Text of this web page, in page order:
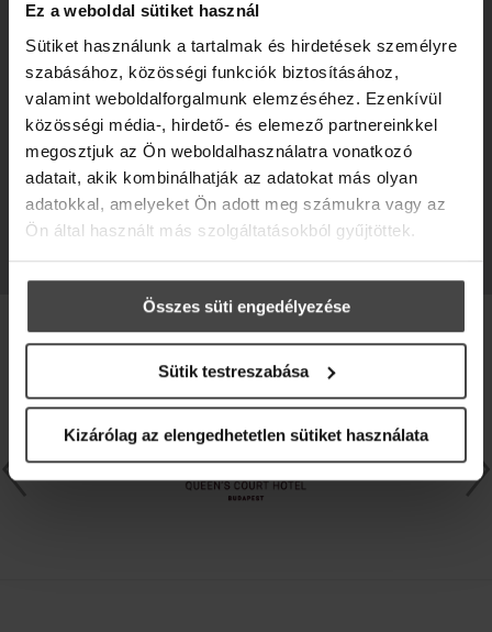
Ez a weboldal sütiket használ
Sütiket használunk a tartalmak és hirdetések személyre
szabásához, közösségi funkciók biztosításához,
valamint weboldalforgalmunk elemzéséhez. Ezenkívül
közösségi média-, hirdető- és elemező partnereinkkel
megosztjuk az Ön weboldalhasználatra vonatkozó
adatait, akik kombinálhatják az adatokat más olyan
adatokkal, amelyeket Ön adott meg számukra vagy az
Ön által használt más szolgáltatásokból gyűjtöttek.
Összes süti engedélyezése
Sütik testreszabása
Kizárólag az elengedhetetlen sütiket használata
PARTNEREINK